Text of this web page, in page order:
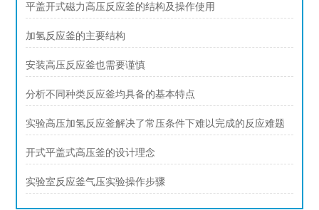
平盖开式磁力高压反应釜的结构及操作使用
加氢反应釜的主要结构
安装高压反应釜也需要谨慎
分析不同种类反应釜均具备的基本特点
实验高压加氢反应釜解决了常压条件下难以完成的反应难题
开式平盖式高压釜的设计理念
实验室反应釜气压实验操作步骤